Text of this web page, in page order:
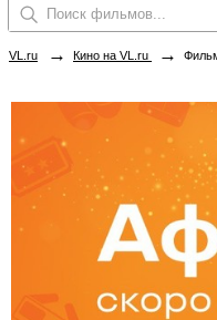
VL.ru → Кино на VL.ru → Фильм